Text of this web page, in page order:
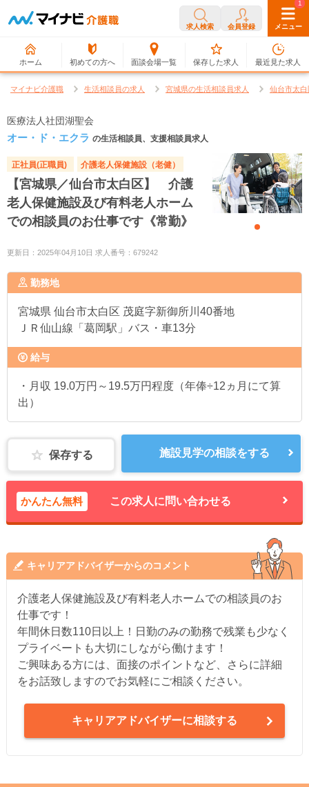
求人検索 会員登録 メニュー
ホーム 初めての方へ 面談会場一覧
0
保存した求人
1
最近見た求人
マイナビ介護職 生活相談員の求人 宮城県の生活相談員求人 仙台市太
医療法人社団湖聖会
オー・ド・エクラ の生活相談員、支援相談員求人
正社員(正職員) 介護老人保健施設（老健）
【宮城県／仙台市太白区】 介護
老人保健施設及び有料老人ホーム
での相談員のお仕事です《常勤》
更新日：2025年04月10日 求人番号：679242
勤務地
宮城県 仙台市太白区 茂庭字新御所川40番地
ＪＲ仙山線「葛岡駅」バス・車13分
給与
・月収 19.0万円～19.5万円程度（年俸÷12ヵ月にて算
出）
保存する 施設見学の相談をする
かんたん無料 この求人に問い合わせる
キャリアアドバイザーからのコメント
介護老人保健施設及び有料老人ホームでの相談員のお
仕事です！
年間休日数110日以上！日勤のみの勤務で残業も少なく
プライベートも大切にしながら働けます！
ご興味ある方には、面接のポイントなど、さらに詳細
をお話致しますのでお気軽にご相談ください。
キャリアアドバイザーに相談する